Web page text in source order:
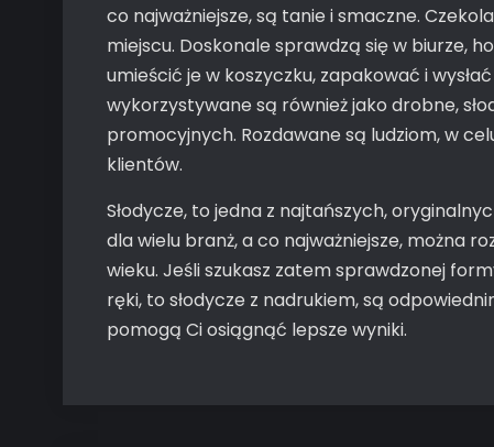
co najważniejsze, są tanie i smaczne.
miejscu. Doskonale sprawdzą się w biurze,
umieścić je w koszyczku, zapakować i
wykorzystywane są również jako drobne,
promocyjnych. Rozdawane są ludziom, w
klientów.
Słodycze, to jedna z najtańszych,
dla wielu branż, a co najważniejsze, można
wieku. Jeśli szukasz zatem sprawdzonej
ręki, to słodycze z nadrukiem, są
pomogą Ci osiągnąć lepsze wyniki.